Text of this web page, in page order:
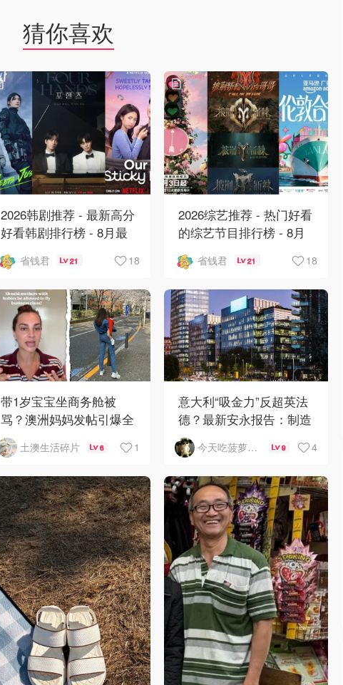
猜你喜欢
2026韩剧推荐 - 最新高分
好看韩剧排行榜 - 8月最
爱 》上线❣️
省钱君 21 18
2026综艺推荐 - 热门好看
的综艺节目排行榜 - 8月
归啦省钱君 21 18
带1岁宝宝坐商务舱被
骂？澳洲妈妈发帖引爆全
网争议
土澳生活碎片 6 1
意大利“吸金力”反超英法
德？最新安永报告：制造
业与AI成投资新宠！
今天吃菠萝披萨了吗 9 4